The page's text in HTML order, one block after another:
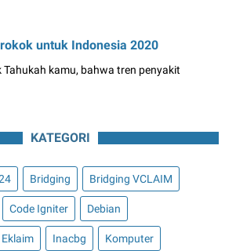
untuk Indonesia 2020
Tahukah kamu, bahwa tren penyakit
KATEGORI
Bridging Bridging VCLAIM
Code Igniter Debian
Eklaim Inacbg Komputer